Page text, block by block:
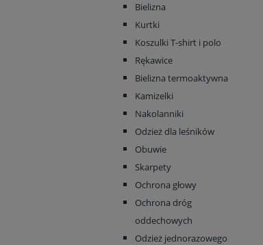
Bielizna
Kurtki
Koszulki T-shirt i polo
Rękawice
Bielizna termoaktywna
Kamizelki
Nakolanniki
Odzież dla leśników
Obuwie
Skarpety
Ochrona głowy
Ochrona dróg
oddechowych
Odzież jednorazowego